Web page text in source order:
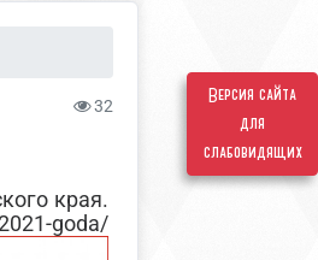
Версия сайта
для
слабовидящих
32
края.
goda/